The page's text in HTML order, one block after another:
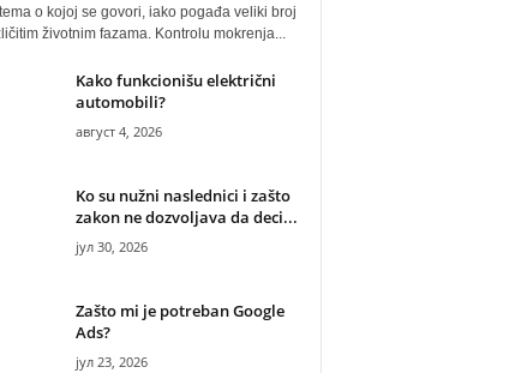
o kojoj se govori, iako pogađa veliki broj
životnim fazama. Kontrolu mokrenja...
Kako funkcionišu električni
automobili?
август 4, 2026
Ko su nužni naslednici i zašto
zakon ne dozvoljava da deci...
јул 30, 2026
Zašto mi je potreban Google
Ads?
јул 23, 2026